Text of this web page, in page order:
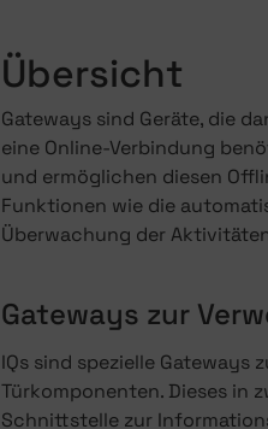
Übersicht
Gateways sind Geräte, die
eine Online-Verbindung
und ermöglichen diesen
Funktionen wie die
Überwachung der
Gateways zur
IQs sind spezielle
Türkomponenten. Dieses in
Schnittstelle zur